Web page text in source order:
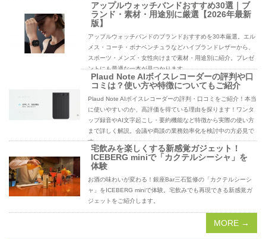
アップルウォッチバンドおすすめ30選｜ブ
ランド・素材・用途別に厳選【2026年最新
版】
アップルウォッチバンドのブランドおすすめを30本厳選。エル
メス・コーチ・ボナベンチュラなどハイブランドレザーから、
スポーツ・メンズ・女性向けまで素材・用途別に紹介。プレゼ
ントにも最適な一本が見つかります。
Plaud Note AIボイスレコーダーの評判や口
コミは？使い方や特徴についてもご紹介
Plaud Note AIボイスレコーダーの評判・口コミをご紹介！本当
に使いやすいのか、高評価を得ている理由を探ります！ワンタ
ップ録音やAI文字起こし・要約機能など特徴から実際の使い方
まで詳しく解説。会議や商談の業務効率化を検討中の方必見で
す。
宅飲みを楽しくする新感覚ガジェット！
ICEBERG miniで「カクテルシーシャ」を
体験
お酒の味わいが変わる！銀座Bar三石監修の「カクテルシーシ
ャ」をICEBERG miniで体験。宅飲みでも再現できる新感覚ガ
ジェットをご紹介します。
MORE →